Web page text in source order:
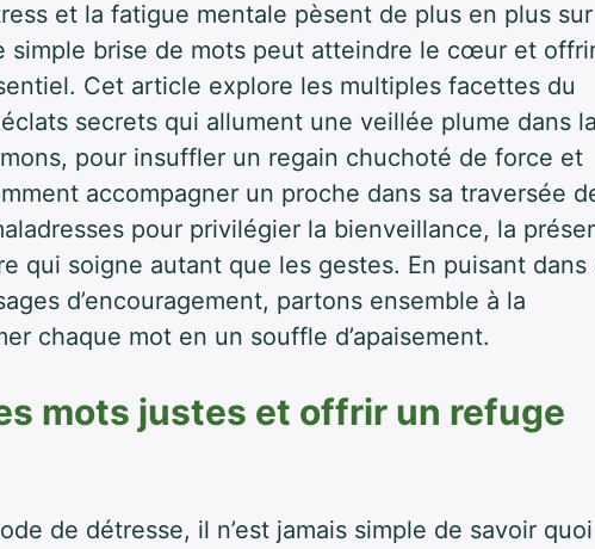
et la fatigue mentale pèsent de plus en plus
simple brise de mots peut atteindre le cœur et
Cet article explore les multiples facettes du
secrets qui allument une veillée plume dans la
pour insuffler un regain chuchoté de force et
accompagner un proche dans sa traversée
pour privilégier la bienveillance, la
qui soigne autant que les gestes. En puisant dans
d’encouragement, partons ensemble à la
chaque mot en un souffle d’apaisement.
mots justes et offrir un refuge
de détresse, il n’est jamais simple de savoir quoi